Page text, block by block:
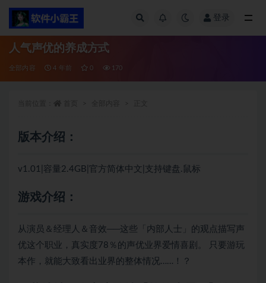
登录
人气声优的养成方式
全部内容 4 年前 0 170
版本介绍：
v1.01|容量2.4GB|官方简体中文|支持键盘.鼠标
游戏介绍：
从演员＆经理人＆音效──这些「内部人士」的观点描写声
优这个职业，真实度78％的声优业界爱情喜剧。 只要游玩
本作，就能大致看出业界的整体情况……！？